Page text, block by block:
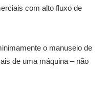
com alto fluxo de
o manuseio de
de uma máquina – não